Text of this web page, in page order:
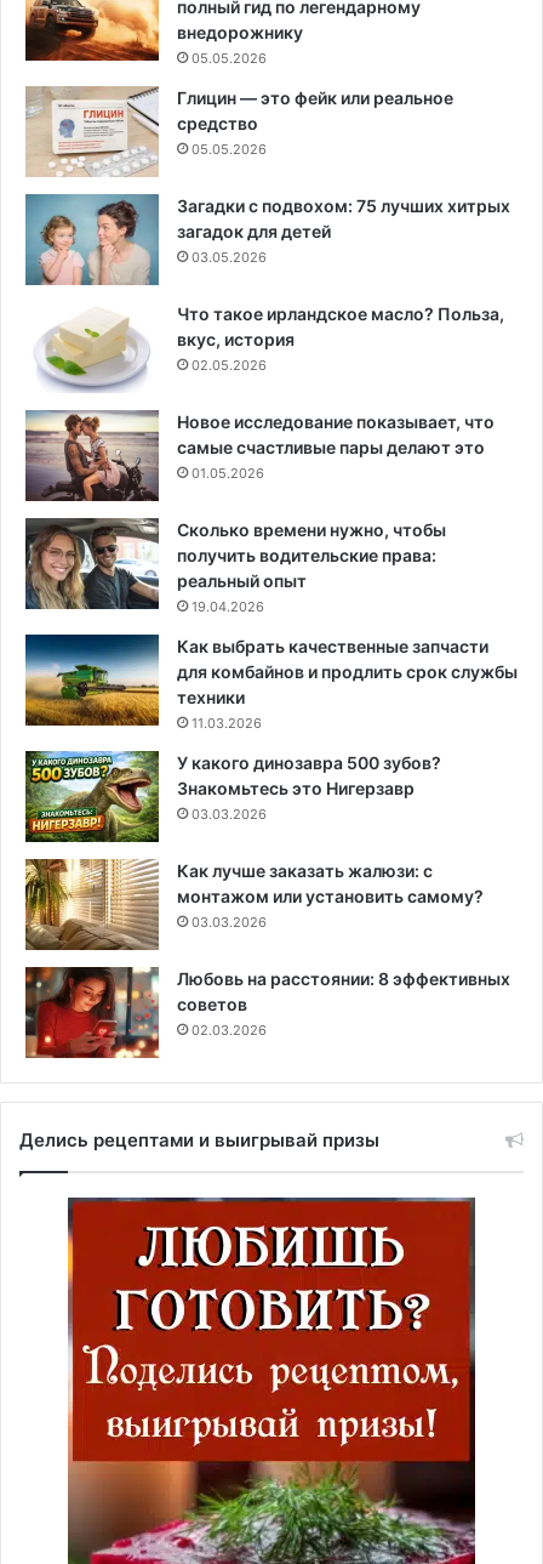
полный гид по легендарному
внедорожнику
05.05.2026
Глицин — это фейк или реальное
средство
05.05.2026
Загадки с подвохом: 75 лучших хитрых
загадок для детей
03.05.2026
Что такое ирландское масло? Польза,
вкус, история
02.05.2026
Новое исследование показывает, что
самые счастливые пары делают это
01.05.2026
Сколько времени нужно, чтобы
получить водительские права:
реальный опыт
19.04.2026
Как выбрать качественные запчасти
для комбайнов и продлить срок службы
техники
11.03.2026
У какого динозавра 500 зубов?
Знакомьтесь это Нигерзавр
03.03.2026
Как лучше заказать жалюзи: с
монтажом или установить самому?
03.03.2026
Любовь на расстоянии: 8 эффективных
советов
02.03.2026
Делись рецептами и выигрывай призы